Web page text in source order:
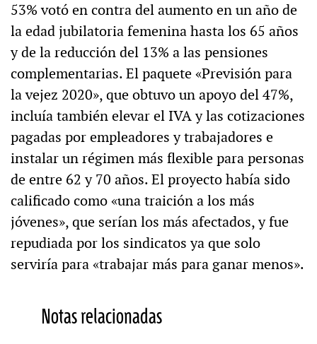
53% votó en contra del aumento en un año de
la edad jubilatoria femenina hasta los 65 años
y de la reducción del 13% a las pensiones
complementarias. El paquete «Previsión para
la vejez 2020», que obtuvo un apoyo del 47%,
incluía también elevar el IVA y las cotizaciones
pagadas por empleadores y trabajadores e
instalar un régimen más flexible para personas
de entre 62 y 70 años. El proyecto había sido
calificado como «una traición a los más
jóvenes», que serían los más afectados, y fue
repudiada por los sindicatos ya que solo
serviría para «trabajar más para ganar menos».
Notas relacionadas